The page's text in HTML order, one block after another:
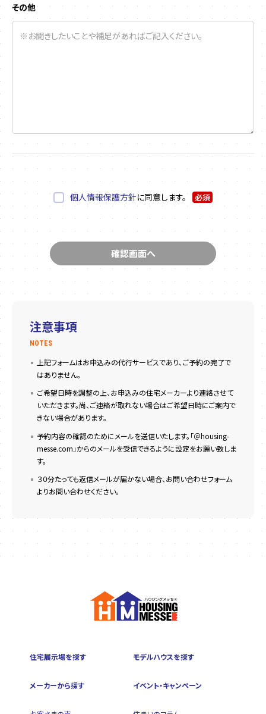
その他
個人情報保護方針に同意します。 必須
注意事項
NOTES
上記フォームはお申込みの代行サービスであり、ご予約の完了で
はありません。
ご希望日時を調整の上、お申込みの住宅メーカーより連絡させて
いただきます。尚、ご連絡が取れない場合はご希望日時にご案内で
きない場合があります。
予約内容の確認のためにメールを送信いたします。「＠housing-
messe.com」からのメールを受信できるように設定をお願い致しま
す。
３０分たっても返信メールが届かない場合、お問い合わせフォーム
よりお問い合わせください。
住宅展示場を探す モデルハウスを探す
メーカーから探す イベント・キャンペーン